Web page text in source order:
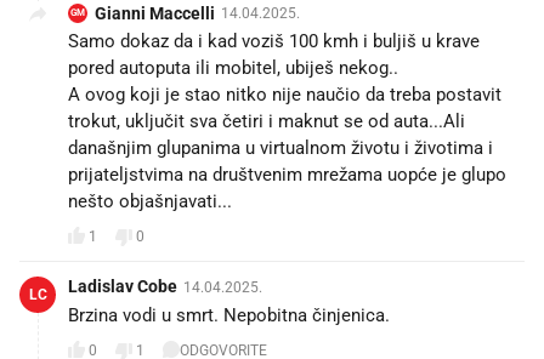
GM Gianni Maccelli 14.04.2025.
Samo dokaz da i kad voziš 100 kmh i buljiš u krave
pored autoputa ili mobitel, ubiješ nekog..
A ovog koji je stao nitko nije naučio da treba postavit
trokut, uključit sva četiri i maknut se od auta...Ali
današnjim glupanima u virtualnom životu i životima i
prijateljstvima na društvenim mrežama uopće je glupo
nešto objašnjavati...
1 0
LC Ladislav Cobe 14.04.2025.
Brzina vodi u smrt. Nepobitna činjenica.
0 1
ODGOVORITE